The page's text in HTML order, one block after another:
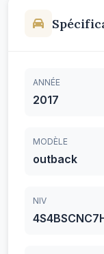
ANNÉE
2017
MODÈLE
outback
NIV